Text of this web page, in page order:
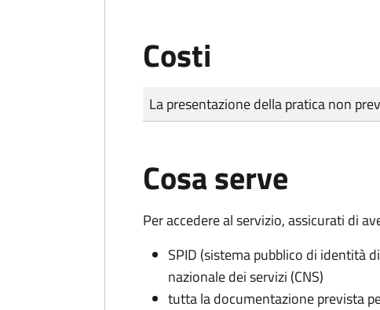
Costi
Tipo di pagamento
Importo
La presentazione della pratica non
Cosa serve
Per accedere al servizio, assicurati di
SPID (sistema pubblico di identità
nazionale dei servizi (CNS)
tutta la documentazione prevista